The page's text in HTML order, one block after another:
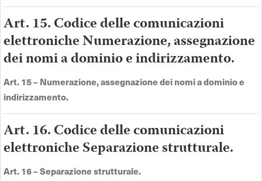
Art. 15. Codice delle comunicazioni
elettroniche Numerazione, assegnazione
dei nomi a dominio e indirizzamento.
Art. 15 –Numerazione, assegnazione dei nomi a dominio e
indirizzamento.
Art. 16. Codice delle comunicazioni
elettroniche Separazione strutturale.
Art. 16 –Separazione strutturale.